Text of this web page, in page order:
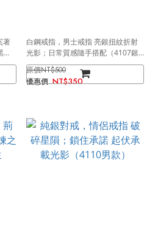
著
白鋼戒指，男士戒指 亮銀扭紋折射
光影；日常質感隨手搭配（4107銀
色）
NT$500
NT$350